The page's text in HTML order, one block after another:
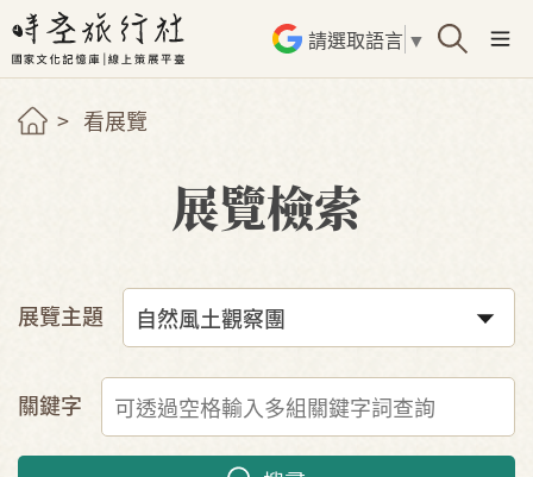
請選取語言 ▼
看展覽
展覽檢索
展覽主題
關鍵字